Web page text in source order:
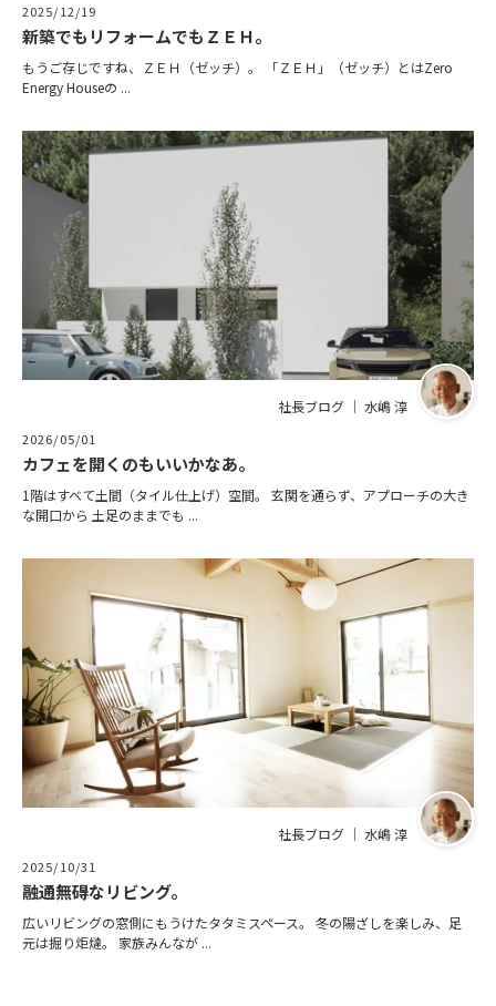
2025/12/19
新築でもリフォームでもＺＥＨ。
もうご存じですね、ＺＥＨ（ゼッチ）。 「ＺＥＨ」（ゼッチ）とはZero
Energy Houseの ...
社長ブログ ｜ 水嶋 淳
2026/05/01
カフェを開くのもいいかなあ。
1階はすべて土間（タイル仕上げ）空間。 玄関を通らず、アプローチの大き
な開口から 土足のままでも ...
社長ブログ ｜ 水嶋 淳
2025/10/31
融通無碍なリビング。
広いリビングの窓側にもうけたタタミスペース。 冬の陽ざしを楽しみ、足
元は掘り炬燵。 家族みんなが ...